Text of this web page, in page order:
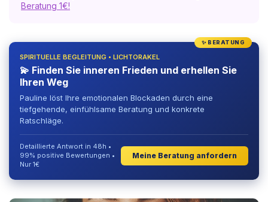
Beratung 1€!
✨ BERATUNG
SPIRITUELLE BEGLEITUNG • LICHTORAKEL
💫 Finden Sie inneren Frieden und erhellen Sie
Ihren Weg
Pauline löst Ihre emotionalen Blockaden durch eine
tiefgehende, einfühlsame Beratung und konkrete
Ratschläge.
Detaillierte Antwort in 48h •
99% positive Bewertungen •
Nur 1€
Meine Beratung anfordern